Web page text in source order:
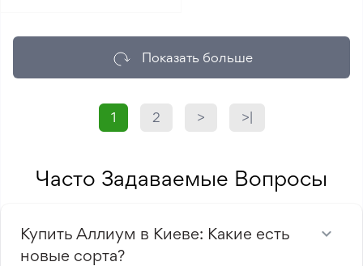
Показать больше
1 2 > >|
Часто Задаваемые Вопросы
Купить Аллиум в Киеве: Какие есть
новые сорта?